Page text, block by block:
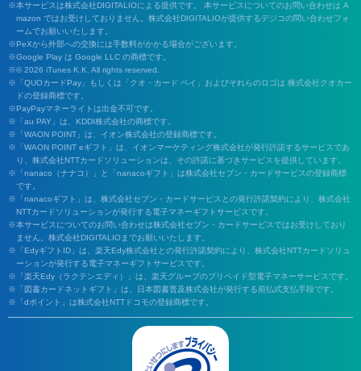
本サービスは株式会社DIGITALIOによる提供です。 本サービスについてのお問い合わせは A
mazon ではお受けしておりません。株式会社DIGITALIOが提供するデジコの問い合わせフォ
ームでお願いいたします。
PeXから外部への交換には手数料がかかる場合がございます。
Google Play は Google LLC の商標です。
© 2026 iTunes K.K. All rights reserved.
「QUOカードPay」もしくは「クオ・カード ペイ」およびそれらのロゴは 株式会社クオカー
ドの登録商標です。
PayPayマネーライトは出金不可です。
「au PAY」は、KDDI株式会社の商標です。
「WAON POINT」は、イオン株式会社の登録商標です。
「WAON POINT eギフト」は、イオンマーケティング株式会社が発行許諾するサービスであ
り、株式会社NTTカードソリューションは、その許諾に基づきサービスを提供しています。
「nanaco（ナナコ）」と「nanacoギフト」は株式会社セブン・カードサービスの登録商標
です。
「nanacoギフト」は、株式会社セブン・カードサービスとの発行許諾契約により、株式会社
NTTカードソリューションが発行する電子マネーギフトサービスです。
本サービスについてのお問い合わせは株式会社セブン・カードサービスではお受けしており
ません。株式会社DIGITALIOまでお願いいたします。
「EdyギフトID」は、楽天Edy株式会社との発行許諾契約により、株式会社NTTカードソリュ
ーションが発行する電子マネーギフトサービスです。
「楽天Edy（ラクテンエディ）」は、楽天グループのプリペイド型電子マネーサービスです。
「図書カードネットギフト」は、日本図書普及株式会社が発行する前払式支払手段です。
「dポイント」は株式会社NTTドコモの登録商標です。